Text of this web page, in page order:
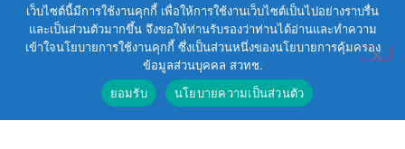
สื่อประชาสัมพันธ์
e-Book Series
ตัวอย่างธุรกิจ BCG
ข่าวและบทความ
เว็บไซต์นี้มีการใช้งานคุกกี้ เพื่อให้การใช้งานเว็บไซต์เป็นไปอย่างราบรื่น
และเป็นส่วนตัวมากขึ้น จึงขอให้ท่านรับรองว่าท่านได้อ่านและทำความ
เข้าใจนโยบายการใช้งานคุกกี้ ซึ่งเป็นส่วนหนึ่งของนโยบายการคุ้มครอง
ข้อมูลส่วนบุคคล สวทช.
ยอมรับ
นโยบายความเป็นส่วนตัว